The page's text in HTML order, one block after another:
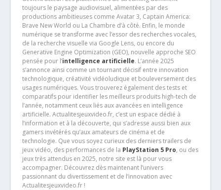
toujours le paysage audiovisuel, alimentées par des
productions ambitieuses comme Avatar 3, Captain America:
Brave New World ou La Chambre d’à côté. Enfin, le monde
numérique se transforme avec l’essor des recherches vocales,
de la recherche visuelle via Google Lens, ou encore du
Generative Engine Optimization (GEO), nouvelle approche SEO
pensée pour l’intelligence artificielle. L’année 2025
s’annonce ainsi comme un tournant décisif entre innovation
technologique, créativité vidéoludique et bouleversement des
usages numériques. Vous trouverez également des tests et
comparatifs pour identifier les meilleurs produits high-tech de
l’année, notamment ceux liés aux avancées en intelligence
artificielle. Actualitesjeuxvideo.fr, c’est un espace dédié à
l’information et à la découverte, qui s’adresse aussi bien aux
gamers invétérés qu’aux amateurs de cinéma et de
technologie. Que vous soyez curieux des derniers trailers de
jeux vidéo, des performances de la PlayStation 5 Pro, ou des
jeux très attendus en 2025, notre site est là pour vous
accompagner. Découvrez dès maintenant l’univers
passionnant du divertissement et de l’innovation avec
Actualitesjeuxvideo.fr !